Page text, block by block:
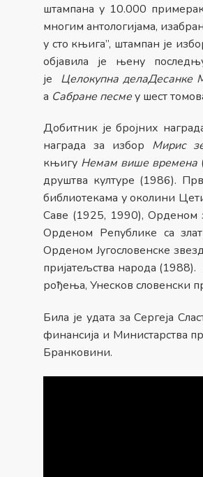
штампана у 10.000
многим антологијама,
у сто књига”, штампан је
објавила је њену
је Целокупна делаДесанке
а Сабране песмеу шест
Добитник је бројних
награда за избор Мирис
књигу Немам више времена
друштва културе (1986).
библиотекама у околини
Саве (1925, 1990), Орденом
Орденом Републике са
Орденом Југословенске
пријатељства народа
рођења, Унесков словенски
Била је удата за Сергеја
финансија и Министарства
Бранковини.